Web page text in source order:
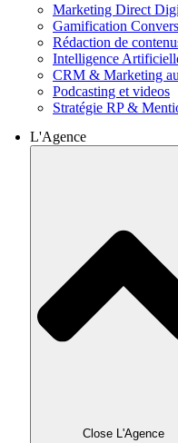
Marketing Direct
Gamification
Rédaction de
Intelligence
CRM & Marketing
Podcasting et videos
Stratégie RP &
L'Agence
Close L'Agence